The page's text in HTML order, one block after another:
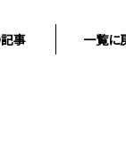
事 一覧に